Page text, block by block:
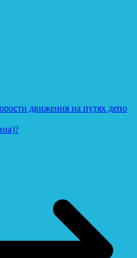
движения на путях депо